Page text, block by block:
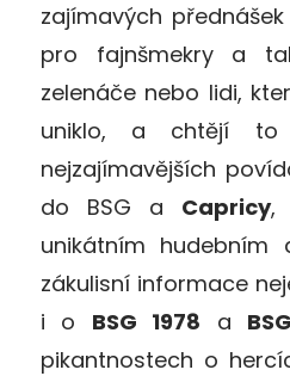
zajímavých
pro fajnšmekry a
zelenáče nebo lidi,
uniklo, a chtějí to
nejzajímavějších
do BSG a Capricy,
unikátním hudebním
zákulisní informace
i o BSG 1978 a
pikantnostech o